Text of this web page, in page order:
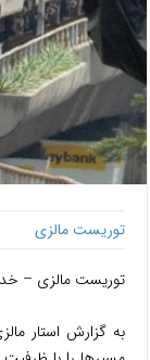
توریست مالزی
توریست مالزی –